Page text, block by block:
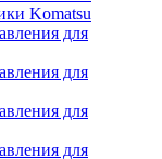
Komatsu
для
для
для
для